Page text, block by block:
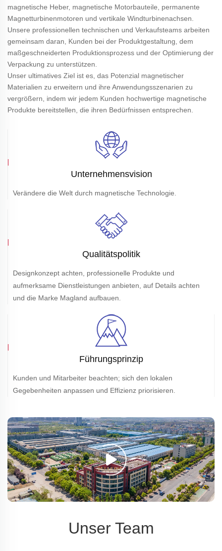
magnetische Heber, magnetische Motorbauteile, permanente
Magnetturbinenmotoren und vertikale Windturbinenachsen.
Unsere professionellen technischen und Verkaufsteams arbeiten
gemeinsam daran, Kunden bei der Produktgestaltung, dem
maßgeschneiderten Produktionsprozess und der Optimierung der
Verpackung zu unterstützen.
Unser ultimatives Ziel ist es, das Potenzial magnetischer
Materialien zu erweitern und ihre Anwendungsszenarien zu
vergrößern, indem wir jedem Kunden hochwertige magnetische
Produkte bereitstellen, die ihren Bedürfnissen entsprechen.
Unternehmensvision
Verändere die Welt durch magnetische Technologie.
Qualitätspolitik
Designkonzept achten, professionelle Produkte und
aufmerksame Dienstleistungen anbieten, auf Details achten
und die Marke Magland aufbauen.
Führungsprinzip
Kunden und Mitarbeiter beachten; sich den lokalen
Gegebenheiten anpassen und Effizienz priorisieren.
Unser Team